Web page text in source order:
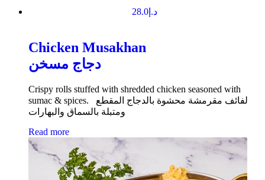
د.إ28.0
Chicken Musakhan
دجاج مسخن
Crispy rolls stuffed with shredded chicken seasoned with
sumac & spices. لفائف مقرمشة محشوة بالدجاج المقطع
ومتبلة بالسماق والبهارات
Read more